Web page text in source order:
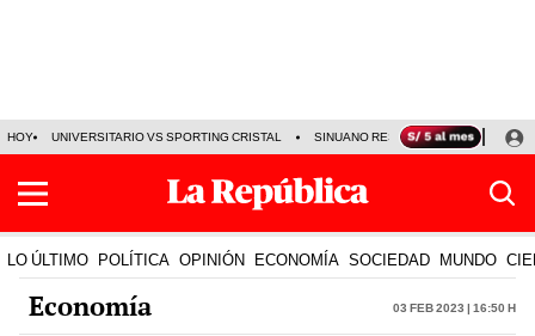
HOY UNIVERSITARIO VS SPORTING CRISTAL SINUANO RESULTADOS HOY
LO ÚLTIMO POLÍTICA OPINIÓN ECONOMÍA SOCIEDAD MUNDO
Economía 03 Feb 2023 | 16:50 h